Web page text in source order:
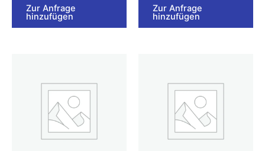
Zur Anfrage
hinzufügen
Zur Anfrage
hinzufügen